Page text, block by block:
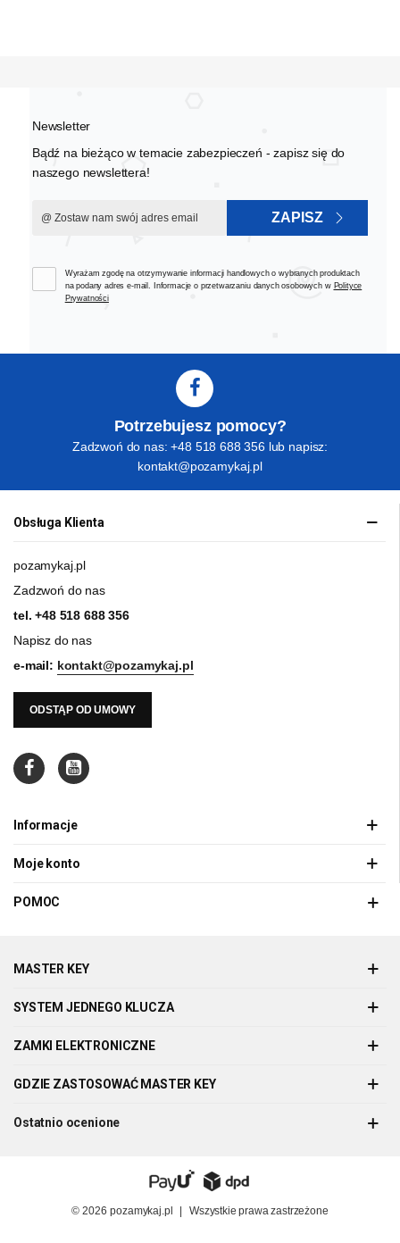
Newsletter
Bądź na bieżąco w temacie zabezpieczeń - zapisz się do
naszego newslettera!
ZAPISZ
Wyrażam zgodę na otrzymywanie informacji handlowych o wybranych produktach
na podany adres e-mail. Informacje o przetwarzaniu danych osobowych w Polityce
Prywatności
Potrzebujesz pomocy?
Zadzwoń do nas: +48 518 688 356 lub napisz:
kontakt@pozamykaj.pl
Obsługa Klienta
pozamykaj.pl
Zadzwoń do nas
tel.+48 518 688 356
Napisz do nas
e-mail: kontakt@pozamykaj.pl
ODSTĄP OD UMOWY
Informacje
Moje konto
POMOC
MASTER KEY
SYSTEM JEDNEGO KLUCZA
ZAMKI ELEKTRONICZNE
GDZIE ZASTOSOWAĆ MASTER KEY
Ostatnio ocenione
© 2026 pozamykaj.pl Wszystkie prawa zastrzeżone